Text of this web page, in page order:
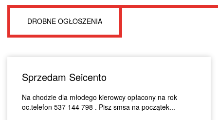
DROBNE OGŁOSZENIA
Sprzedam Seicento
Na chodzie dla młodego kierowcy opłacony na rok
oc.telefon 537 144 798 . Pisz smsa na początek...